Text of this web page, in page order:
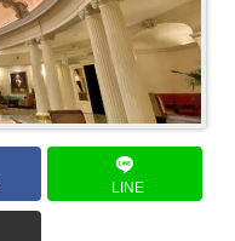
LINE